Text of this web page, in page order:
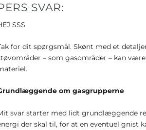
SVAR:
SSS
for dit spørgsmål. Skønt med et
– som gasområder – kan
om gasgrupperne
svar starter med lidt grundlæggende
der skal til, for at en eventuel gnist